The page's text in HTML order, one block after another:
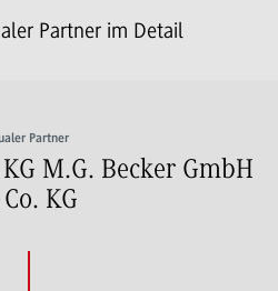
Partner im Detail
Partner
M.G. Becker GmbH
KG